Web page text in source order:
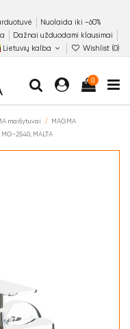
Nuolaida iki −60%
Dažnai užduodami klausimai
Lietuvių kalba
Wishlist (0)
0
maišytuvai
MAGMA
2540, MALTA